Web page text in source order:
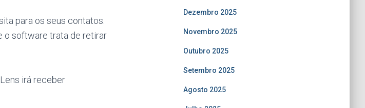
para os seus contatos.
o software trata de retirar
irá receber
Dezembro 2025
Novembro 2025
Outubro 2025
Setembro 2025
Agosto 2025